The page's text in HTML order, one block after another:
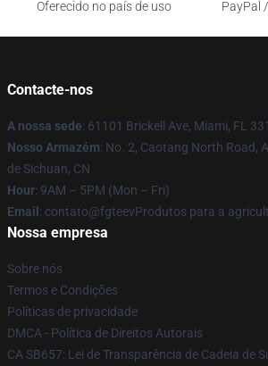
Oferecido no país de uso
PayPal
Contacte-nos
A nossa sede: 61101 Brickell Ave, Miami, FL
Nosso Armazém: No. 2, Caotang North Road,
de Sichuan, CN
Hour: 9AM – 5PM (Mon – Fri)
Email : contato@fgteevProdutos para a
Nossa empresa
Sobre nós
Termos e Condições
Políticas de privacidade
DMCA - Política de Direitos Autorais
CA SB657: Lei de Transparência de Cadeia de